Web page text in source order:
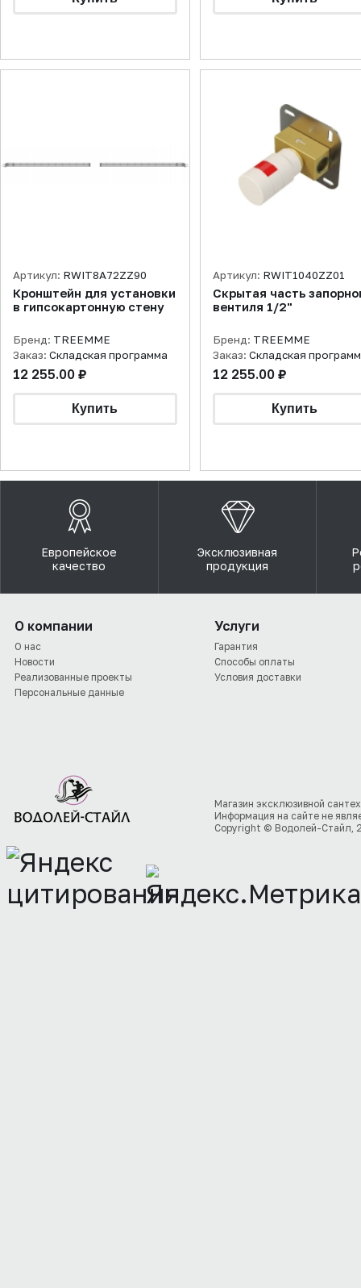
Артикул: RWIT8A72ZZ90
Кронштейн для установки
в гипсокартонную стену
Бренд: TREEMME
Заказ: Складская программа
12 255.00 ₽
Артикул: RWIT1040ZZ01
Скрытая часть
вентиля 1/2"
Бренд: TREEMME
Заказ: Складская
12 255.00 ₽
Европейское
качество
Эксклюзивная
продукция
О компании
О нас
Новости
Реализованные проекты
Персональные данные
Услуги
Гарантия
Способы оплаты
Условия доставки
Магазин эксклюзивной
Информация на сайте не
Copyright © Водолей-Стайл,